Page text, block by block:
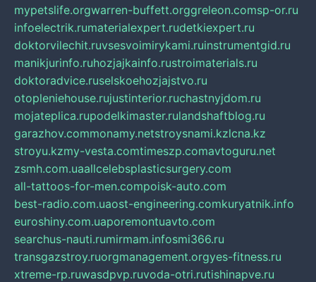
mypetslife.orgwarren-buffett.orggreleon.comsp-or.ru
infoelectrik.rumaterialexpert.rudetkiexpert.ru
doktorvilechit.ruvsesvoimirykami.ruinstrumentgid.ru
manikjurinfo.ruhozjajkainfo.rustroimaterials.ru
doktoradvice.ruselskoehozjajstvo.ru
otopleniehouse.rujustinterior.ruchastnyjdom.ru
mojateplica.rupodelkimaster.rulandshaftblog.ru
garazhov.commonamy.netstroysnami.kzlcna.kz
stroyu.kzmy-vesta.comtimeszp.comavtoguru.net
zsmh.com.uaallcelebsplasticsurgery.com
all-tattoos-for-men.compoisk-auto.com
best-radio.com.uaost-engineering.comkuryatnik.info
euroshiny.com.uaporemontuavto.com
searchus-nauti.rumirmam.infosmi366.ru
transgazstroy.ruorgmanagement.orgyes-fitness.ru
xtreme-rp.ruwasdpvp.ruvoda-otri.rutishinapve.ru